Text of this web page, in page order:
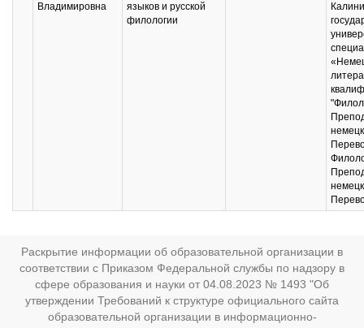
Владимировна
языков и русской
филологии
Раскрытие информации об образовательной организации в
соответствии с Приказом Федеральной службы по надзору в
сфере образования и науки от 04.08.2023 № 1493 "Об
утверждении Требований к структуре официального сайта
образовательной организации в информационно-